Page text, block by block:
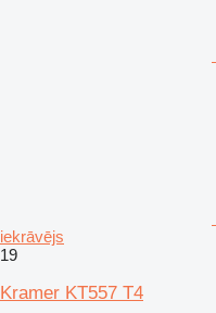
iekrāvējs
19
Kramer KT557 T4